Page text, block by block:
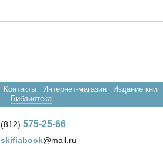
Контакты Интернет-магазин
Издание книг
Библиотека
(812) 575-25-66
skifiabook@mail.ru